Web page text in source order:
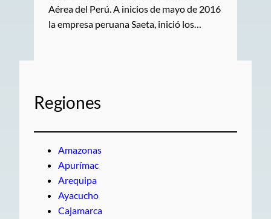
Aérea del Perú. A inicios de mayo de 2016
la empresa peruana Saeta, inició los…
Regiones
Amazonas
Apurímac
Arequipa
Ayacucho
Cajamarca